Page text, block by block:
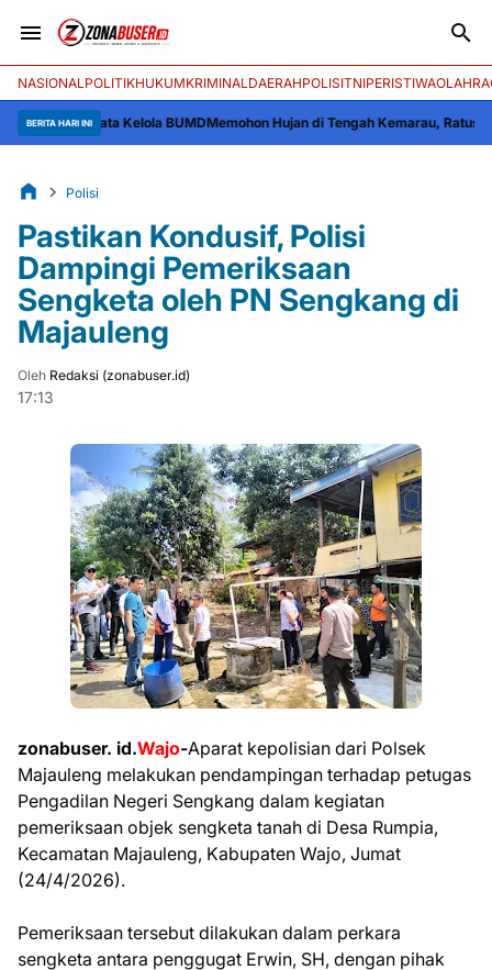
NASIONALPOLITIKHUKUMKRIMINALDAERAHPOLISITNIPERISTIWA
BERITA HARI INI
Tata Kelola BUMDMemohon Hujan di Tengah Kemarau, Ratusan Warga
Polisi
Pastikan Kondusif, Polisi
Dampingi Pemeriksaan
Sengketa oleh PN Sengkang di
Majauleng
Oleh Redaksi (zonabuser.id)
17:13
zonabuser. id.Wajo-Aparat kepolisian dari Polsek
Majauleng melakukan pendampingan terhadap petugas
Pengadilan Negeri Sengkang dalam kegiatan
pemeriksaan objek sengketa tanah di Desa Rumpia,
Kecamatan Majauleng, Kabupaten Wajo, Jumat
(24/4/2026).
Pemeriksaan tersebut dilakukan dalam perkara
sengketa antara penggugat Erwin, SH, dengan pihak